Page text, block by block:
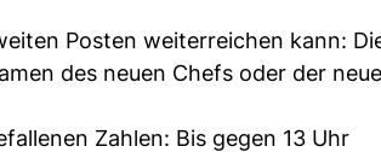
Posten weiterreichen kann:
des neuen Chefs oder der
Zahlen: Bis gegen 13 Uhr